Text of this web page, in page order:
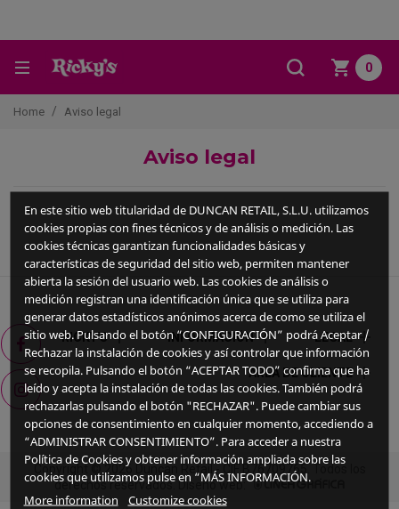
0
Home Aviso legal
Aviso legal
LEGALadd
INFORMACIÓNadd
RICKY'Sadd
ÁREA DE CLIENTEadd
Facebook
Instagram
En este sitio web titularidad de DUNCAN RETAIL, S.L.U. utilizamos
cookies propias con fines técnicos y de análisis o medición. Las
cookies técnicas garantizan funcionalidades básicas y
características de seguridad del sitio web, permiten mantener
abierta la sesión del usuario web. Las cookies de análisis o
medición registran una identificación única que se utiliza para
generar datos estadísticos anónimos acerca de como se utiliza el
sitio web. Pulsando el botón “CONFIGURACIÓN” podrá Aceptar /
Rechazar la instalación de cookies y así controlar que información
se recopila. Pulsando el botón “ACEPTAR TODO” confirma que ha
leído y acepta la instalación de todas las cookies. También podrá
rechazarlas pulsando el botón "RECHAZAR". Puede cambiar sus
opciones de consentimiento en cualquier momento, accediendo a
“ADMINISTRAR CONSENTIMIENTO”. Para acceder a nuestra
Política de Cookies y obtener información ampliada sobre las
cookies que utilizamos pulse en “MÁS INFORMACIÓN.
More information
Customize cookies
Copyright © 2026 Duncan Retail - CIF B76709765. Todos los
derechos reservados. Diseño web: